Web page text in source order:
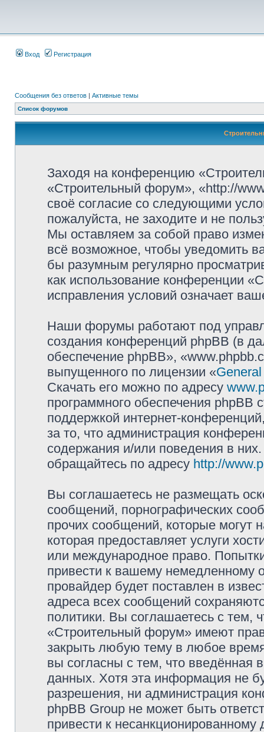
Вход Регистрация
Сообщения без ответов | Активные темы
Список форумов
Заходя на конференцию
«Строительный форум», «http://
своё согласие со следующими
пожалуйста, не заходите и не
Мы оставляем за собой право
всё возможное, чтобы уведомить
бы разумным регулярно
как использование конференции
исправления условий означает
Наши форумы работают под
создания конференций phpBB (в
обеспечение phpBB»,
выпущенного по лицензии «
Скачать его можно по адресу
программного обеспечения phpBB
поддержкой интернет-
за то, что администрация
содержания и/или поведения в
обращайтесь по адресу http://
Вы соглашаетесь не размещать
сообщений, порнографических
прочих сообщений, которые могут
которая предоставляет услуги
или международное право.
привести к вашему немедленному
провайдер будет поставлен в
адреса всех сообщений
политики. Вы соглашаетесь с тем,
«Строительный форум» имеют
закрыть любую тему в любое
вы согласны с тем, что введённая
данных. Хотя эта информация не
разрешения, ни администрация
phpBB Group не может быть
привести к несанкционированному